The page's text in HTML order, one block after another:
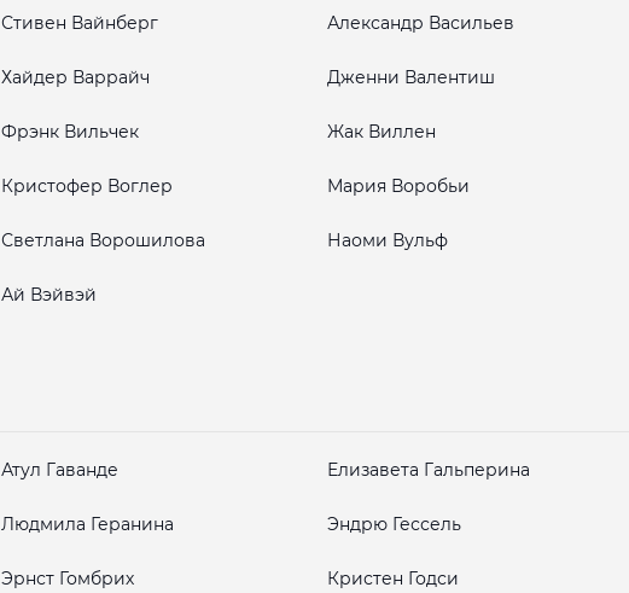
Стивен Вайнберг Александр Васильев
Хайдер Варрайч Дженни Валентиш
Фрэнк Вильчек Жак Виллен
Кристофер Воглер Мария Воробьи
Светлана Ворошилова Наоми Вульф
Ай Вэйвэй
Атул Гаванде Елизавета Гальперина
Людмила Геранина Эндрю Гессель
Эрнст Гомбрих Кристен Годси